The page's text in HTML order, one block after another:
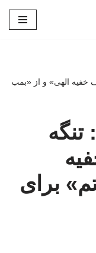
خفیه الهی» و از «بمب
برای